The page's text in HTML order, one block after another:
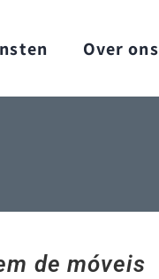
Over ons
de móveis